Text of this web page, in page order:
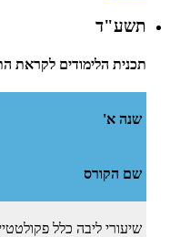
תשע"ד
תכנית הלימודים לקראת
שנה א'
שם הקורס
שיעורי ליבה כלל